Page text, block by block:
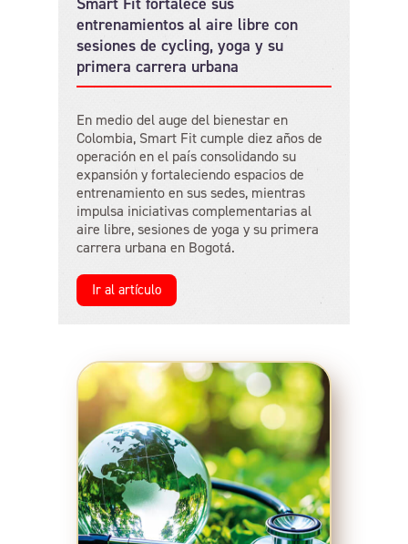
entrenamientos al aire libre con
sesiones de cycling, yoga y su
primera carrera urbana
En medio del auge del bienestar en
Colombia, Smart Fit cumple diez años de
operación en el país consolidando su
expansión y fortaleciendo espacios de
entrenamiento en sus sedes, mientras
impulsa iniciativas complementarias al
aire libre, sesiones de yoga y su primera
carrera urbana en Bogotá.
Ir al artículo